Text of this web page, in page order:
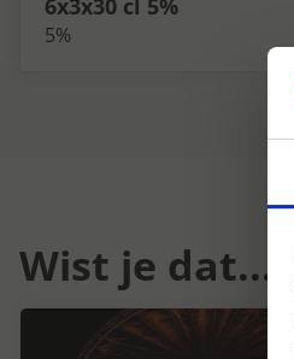
6x3x30 cl 5%
5%
Wist je dat...